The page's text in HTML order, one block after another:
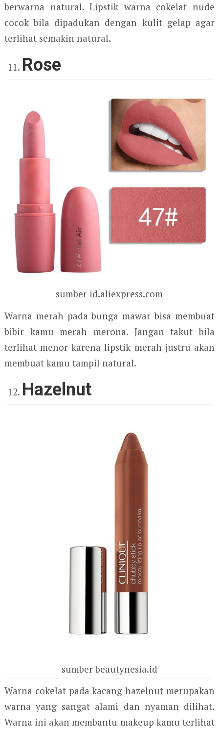
berwarna natural. Lipstik warna cokelat nude
cocok bila dipadukan dengan kulit gelap agar
terlihat semakin natural.
Rose
sumber id.aliexpress.com
Warna merah pada bunga mawar bisa membuat
bibir kamu merah merona. Jangan takut bila
terlihat menor karena lipstik merah justru akan
membuat kamu tampil natural.
Hazelnut
sumber beautynesia.id
Warna cokelat pada kacang hazelnut merupakan
warna yang sangat alami dan nyaman dilihat.
Warna ini akan membantu makeup kamu terlihat